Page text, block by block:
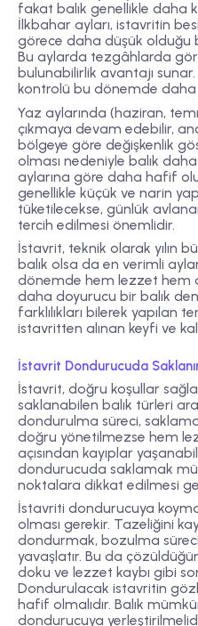
fakat balık genellikle daha
İlkbahar ayları, istavritin
görece daha düşük olduğu
Bu aylarda tezgâhlarda
bulunabilirlik avantajı
kontrolü bu dönemde daha
Yaz aylarında (haziran,
çıkmaya devam edebilir,
bölgeye göre değişkenlik
olması nedeniyle balık
aylarına göre daha hafif
genellikle küçük ve narin
tüketilecekse, günlük
tercih edilmesi önemlidir.
İstavrit, teknik olarak yılın
balık olsa da en verimli
dönemde hem lezzet hem
daha doyurucu bir balık
farklılıkları bilerek yapılan
istavritten alınan keyfi ve
İstavrit Dondurucuda
İstavrit, doğru koşullar
saklanabilen balık türleri
dondurulma süreci,
doğru yönetilmezse hem
açısından kayıplar
dondurucuda saklamak
noktalara dikkat edilmesi
İstavriti dondurucuya
olması gerekir. Tazeliğini
dondurmak, bozulma
yavaşlatır. Bu da
doku ve lezzet kaybı gibi
Dondurulacak istavritin
hafif olmalıdır. Balık
dondurucuya